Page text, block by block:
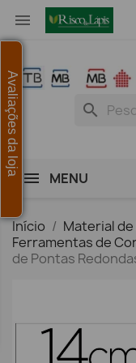

search
MENU
Início Material
Ferramentas de
de Pontas
Avaliações da loja